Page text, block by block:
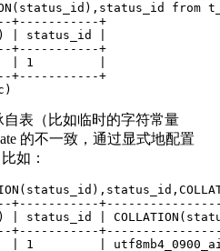
from
+-----------+
| status_id |
+-----------+
| 1         |
+-----------+
表（比如临时的字符常量
的不一致，通过显式地配置
如：
+-----------
| status_id |
+-----------
| 1         |